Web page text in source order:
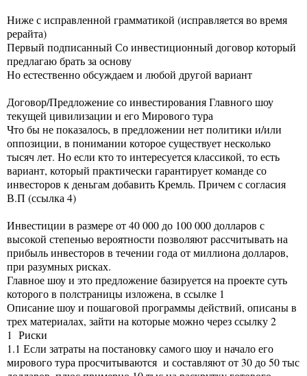
Ниже с исправленной грамматикой (исправляется во время
рерайта)
Первый подписанный Со инвестиционный договор который
предлагаю брать за основу
Но естественно обсуждаем и любой другой вариант
Договор/Предложение со инвестирования Главного шоу
текущей цивилизации и его Мирового тура
Что бы не показалось, в предложении нет политики и/или
оппозиции, в понимании которое существует несколько
тысяч лет. Но если кто то интересуется классикой, то есть
вариант, который практически гарантирует команде со
инвесторов к деньгам добавить Кремль. Причем с согласия
В.П (ссылка 4)
Инвестиции в размере от 40 000 до 100 000 долларов с
высокой степенью вероятности позволяют рассчитывать на
прибыль инвесторов в течении года от миллиона долларов,
при разумных рисках.
Главное шоу и это предложение базируется на проекте суть
которого в полстраницы изложена, в ссылке 1
Описание шоу и пошаговой программы действий, описаны в
трех материалах, зайти на которые можно через ссылку 2
1 Риски
1.1 Если затраты на постановку самого шоу и начало его
мирового тура просчитываются и составляют от 30 до 50 тыс